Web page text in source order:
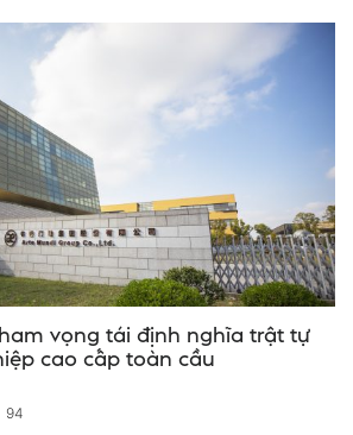
vọng tái định nghĩa trật tự
cao cấp toàn cầu
94